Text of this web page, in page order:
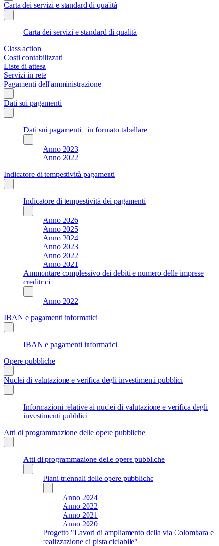
Carta dei servizi e standard di qualità
Carta dei servizi e standard di qualità
Class action
Costi contabilizzati
Liste di attesa
Servizi in rete
Pagamenti dell'amministrazione
Dati sui pagamenti
Dati sui pagamenti - in formato tabellare
Anno 2023
Anno 2022
Indicatore di tempestività pagamenti
Indicatore di tempestività dei pagamenti
Anno 2026
Anno 2025
Anno 2024
Anno 2023
Anno 2022
Anno 2021
Ammontare complessivo dei debiti e numero delle imprese
creditrici
Anno 2022
IBAN e pagamenti informatici
IBAN e pagamenti informatici
Opere pubbliche
Nuclei di valutazione e verifica degli investimenti pubblici
Informazioni relative ai nuclei di valutazione e verifica degli
investimenti pubblici
Atti di programmazione delle opere pubbliche
Atti di programmazione delle opere pubbliche
Piani triennali delle opere pubbliche
Anno 2024
Anno 2022
Anno 2021
Anno 2020
Progetto "Lavori di ampliamento della via Colombara e
realizzazione di pista ciclabile"